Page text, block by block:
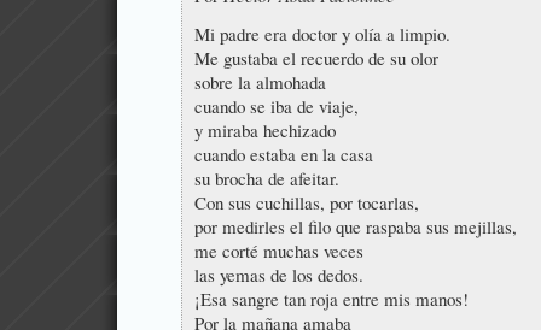
Mi padre era doctor y olía a limpio.
Me gustaba el recuerdo de su olor
sobre la almohada
cuando se iba de viaje,
y miraba hechizado
cuando estaba en la casa
su brocha de afeitar.
Con sus cuchillas, por tocarlas,
por medirles el filo que raspaba sus mejillas,
me corté muchas veces
las yemas de los dedos.
¡Esa sangre tan roja entre mis manos!
Por la mañana amaba